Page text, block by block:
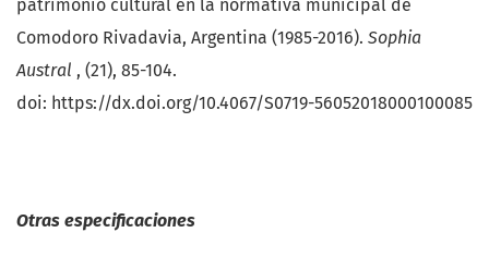
patrimonio cultural en la normativa municipal de
Comodoro Rivadavia, Argentina (1985-2016). Sophia
Austral , (21), 85-104.
doi: https://dx.doi.org/10.4067/S0719-56052018000100085
Otras especificaciones